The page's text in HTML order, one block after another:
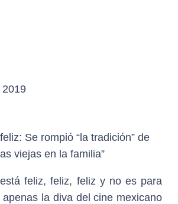
2019
Se rompió “la tradición” de
viejas en la familia”
está feliz, feliz, feliz y no es para
la diva del cine mexicano